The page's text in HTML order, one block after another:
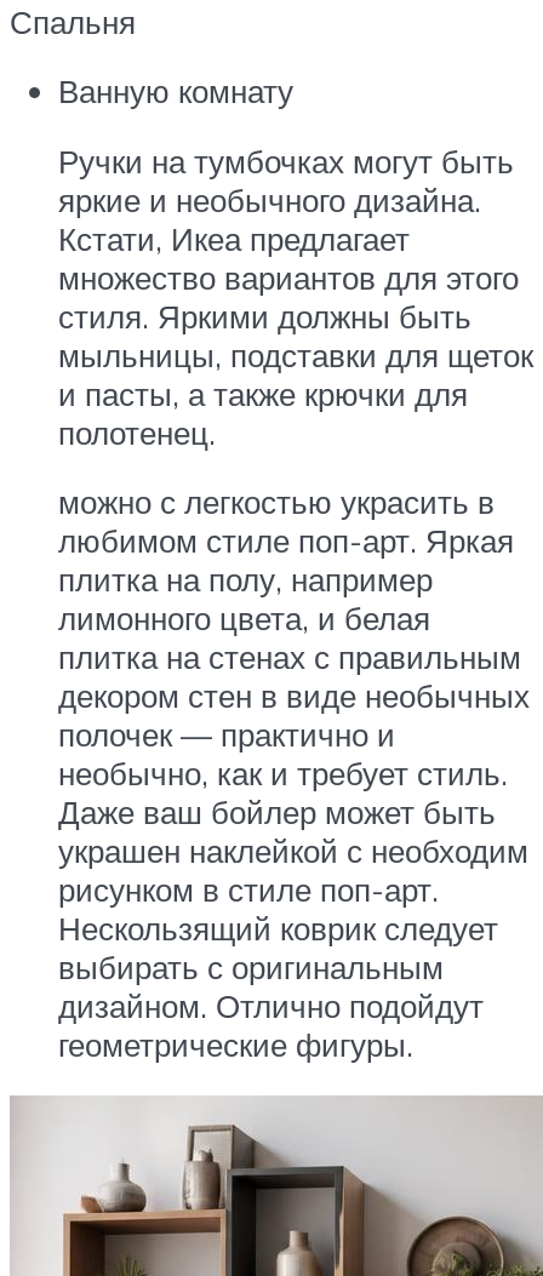
Спальня
Ванную комнату
Ручки на тумбочках могут быть
яркие и необычного дизайна.
Кстати, Икеа предлагает
множество вариантов для этого
стиля. Яркими должны быть
мыльницы, подставки для щеток
и пасты, а также крючки для
полотенец.
можно с легкостью украсить в
любимом стиле поп-арт. Яркая
плитка на полу, например
лимонного цвета, и белая
плитка на стенах с правильным
декором стен в виде необычных
полочек — практично и
необычно, как и требует стиль.
Даже ваш бойлер может быть
украшен наклейкой с необходим
рисунком в стиле поп-арт.
Нескользящий коврик следует
выбирать с оригинальным
дизайном. Отлично подойдут
геометрические фигуры.